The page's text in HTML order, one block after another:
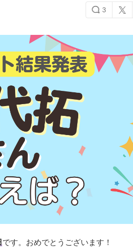
3
です。おめでとうございます！